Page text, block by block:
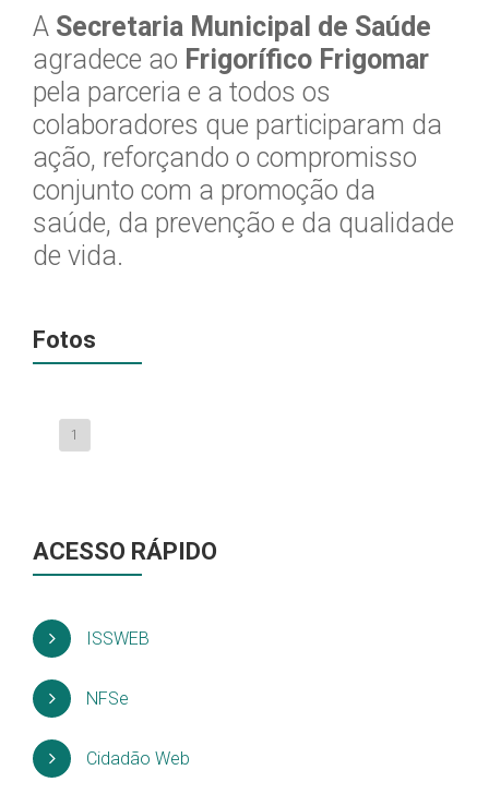
A Secretaria Municipal de Saúde
agradece ao Frigorífico Frigomar
pela parceria e a todos os
colaboradores que participaram da
ação, reforçando o compromisso
conjunto com a promoção da
saúde, da prevenção e da qualidade
de vida.
Fotos
1
ACESSO RÁPIDO
ISSWEB
NFSe
Cidadão Web